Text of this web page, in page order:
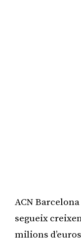
ACN
segueix
milions